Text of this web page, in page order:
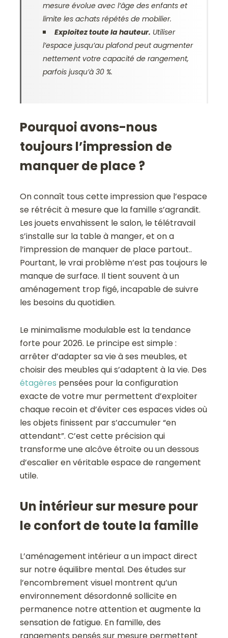
mesure évolue avec l’âge des enfants et
limite les achats répétés de mobilier.
Exploitez toute la hauteur. Utiliser
l’espace jusqu’au plafond peut augmenter
nettement votre capacité de rangement,
parfois jusqu’à 30 %.
Pourquoi avons-nous
toujours l’impression de
manquer de place ?
On connaît tous cette impression que l’espace
se rétrécit à mesure que la famille s’agrandit.
Les jouets envahissent le salon, le télétravail
s’installe sur la table à manger, et on a
l’impression de manquer de place partout..
Pourtant, le vrai problème n’est pas toujours le
manque de surface. Il tient souvent à un
aménagement trop figé, incapable de suivre
les besoins du quotidien.
Le minimalisme modulable est la tendance
forte pour 2026. Le principe est simple :
arrêter d’adapter sa vie à ses meubles, et
choisir des meubles qui s’adaptent à la vie. Des
étagères pensées pour la configuration
exacte de votre mur permettent d’exploiter
chaque recoin et d’éviter ces espaces vides où
les objets finissent par s’accumuler “en
attendant”. C’est cette précision qui
transforme une alcôve étroite ou un dessous
d’escalier en véritable espace de rangement
utile.
Un intérieur sur mesure pour
le confort de toute la famille
L’aménagement intérieur a un impact direct
sur notre équilibre mental. Des études sur
l’encombrement visuel montrent qu’un
environnement désordonné sollicite en
permanence notre attention et augmente la
sensation de fatigue. En famille, des